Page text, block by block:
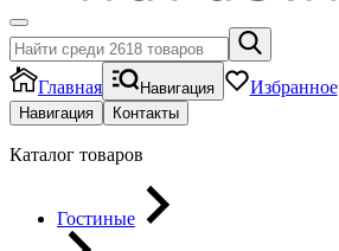
Главная Навигация Избранное
Навигация Контакты
Каталог товаров
Гостиные